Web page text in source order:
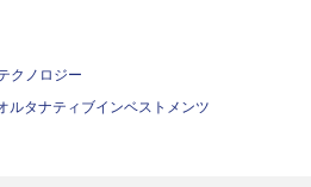
クノロジー
ルタナティブインベストメンツ